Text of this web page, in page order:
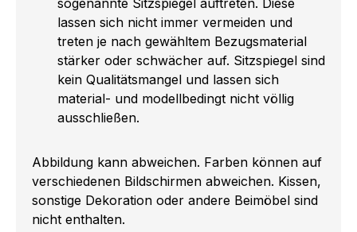
lassen sich nicht immer vermeiden und
treten je nach gewähltem Bezugsmaterial
stärker oder schwächer auf. Sitzspiegel sind
kein Qualitätsmangel und lassen sich
material- und modellbedingt nicht völlig
ausschließen.
Abbildung kann abweichen. Farben können auf
verschiedenen Bildschirmen abweichen. Kissen,
sonstige Dekoration oder andere Beimöbel sind
nicht enthalten.